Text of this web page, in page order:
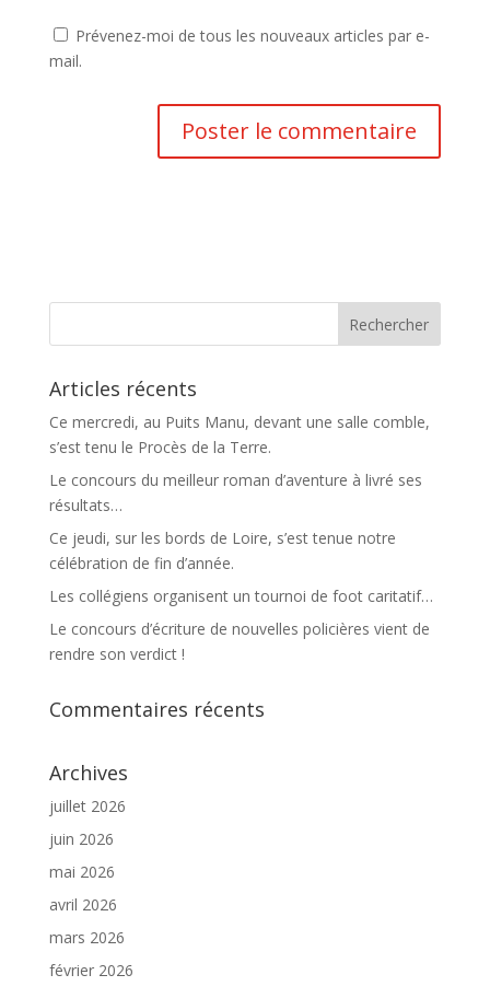
Prévenez-moi de tous les nouveaux articles par e-
mail.
Articles récents
Ce mercredi, au Puits Manu, devant une salle comble,
s’est tenu le Procès de la Terre.
Le concours du meilleur roman d’aventure à livré ses
résultats…
Ce jeudi, sur les bords de Loire, s’est tenue notre
célébration de fin d’année.
Les collégiens organisent un tournoi de foot caritatif…
Le concours d’écriture de nouvelles policières vient de
rendre son verdict !
Commentaires récents
Archives
juillet 2026
juin 2026
mai 2026
avril 2026
mars 2026
février 2026